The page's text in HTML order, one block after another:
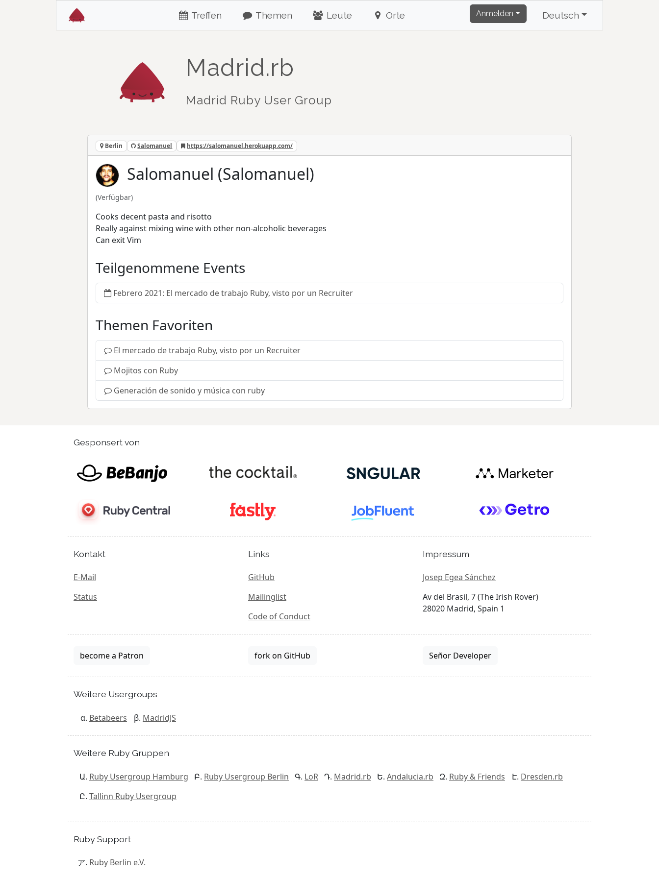
Treffen Themen Leute Orte Anmelden Deutsch
Madrid.rb
Madrid Ruby User Group
Berlin Salomanuel https://salomanuel.herokuapp.com/
Salomanuel (Salomanuel)
(Verfügbar)
Cooks decent pasta and risotto
Really against mixing wine with other non-alcoholic beverages
Can exit Vim
Teilgenommene Events
Febrero 2021: El mercado de trabajo Ruby, visto por un Recruiter
Themen Favoriten
El mercado de trabajo Ruby, visto por un Recruiter
Mojitos con Ruby
Generación de sonido y música con ruby
Gesponsert von
Kontakt
E-Mail
Status
Links
GitHub
Mailinglist
Code of Conduct
Impressum
Josep Egea Sánchez
Av del Brasil, 7 (The Irish Rover)
28020 Madrid, Spain 1
become a Patron fork on GitHub Señor Developer
Weitere Usergroups
Betabeers MadridJS
Weitere Ruby Gruppen
Ruby Usergroup Hamburg Ruby Usergroup Berlin LoR Madrid.rb Andalucia.rb Ruby & Friends
Dresden.rb
Tallinn Ruby Usergroup
Ruby Support
Ruby Berlin e.V.